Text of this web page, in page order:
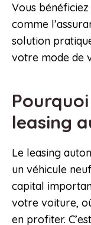
Vous bénéficiez
comme
solution
votre mode de
leasing
Le leasing
un véhicule
capital
votre voiture,
en profiter.